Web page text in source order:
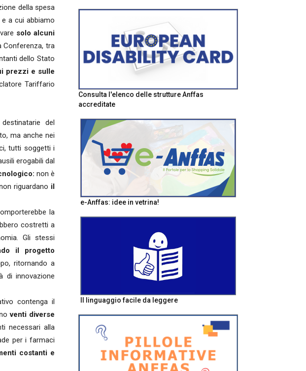
della spesa
a cui abbiamo
solo alcuni
Conferenza, tra
dello Stato
prezzi e sulle
Tariffario
del
ma anche nei
tutti soggetti i
erogabili dal
non è
riguardano il
la
costretti a
Gli stessi
il progetto
ritornando a
di innovazione
contenga il
venti diverse
necessari alla
per i farmaci
costanti e
Consulta l'elenco delle strutture Anffas
accreditate
e-Anffas: idee in vetrina!
Il linguaggio facile da leggere